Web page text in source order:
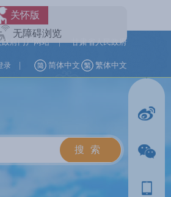
关怀版
无障碍浏览
政府门户网站 | 甘肃省人民政府
录 简体中文 繁体中文